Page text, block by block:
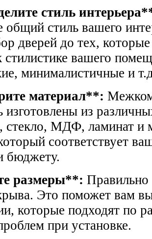
стиль
общий стиль вашего
дверей до тех,
стилистике вашего
минималистичные и
материал**:
изготовлены из
стекло, МДФ, ламинат и
соответствует
бюджету.
размеры**:
Это поможет вам
которые подходят по
при установке.